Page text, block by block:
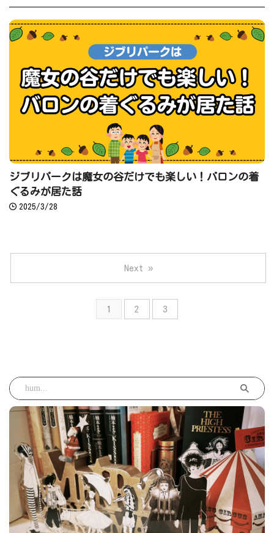
ジブリパークは魔女の谷だけでも楽しい！バロンの着
ぐるみが居た話
2025/3/28
1 2 3
Next »